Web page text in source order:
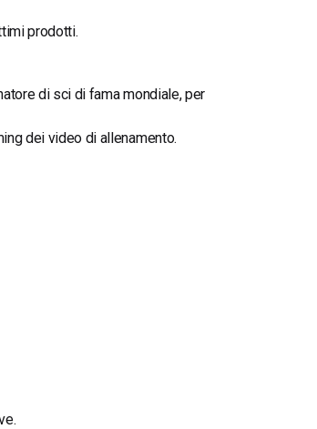
prodotti.
di sci di fama mondiale, per
dei video di allenamento.